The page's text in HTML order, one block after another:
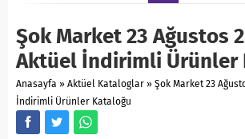
Şok Market 23 Ağustos
Aktüel İndirimli Ürünler
Anasayfa » Aktüel Kataloglar » Şok Market 23
İndirimli Ürünler Kataloğu